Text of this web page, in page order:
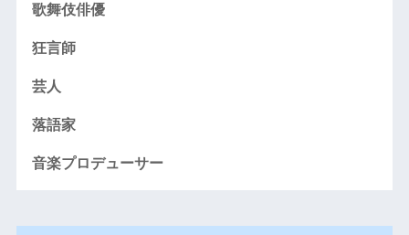
歌舞伎俳優
狂言師
芸人
落語家
音楽プロデューサー